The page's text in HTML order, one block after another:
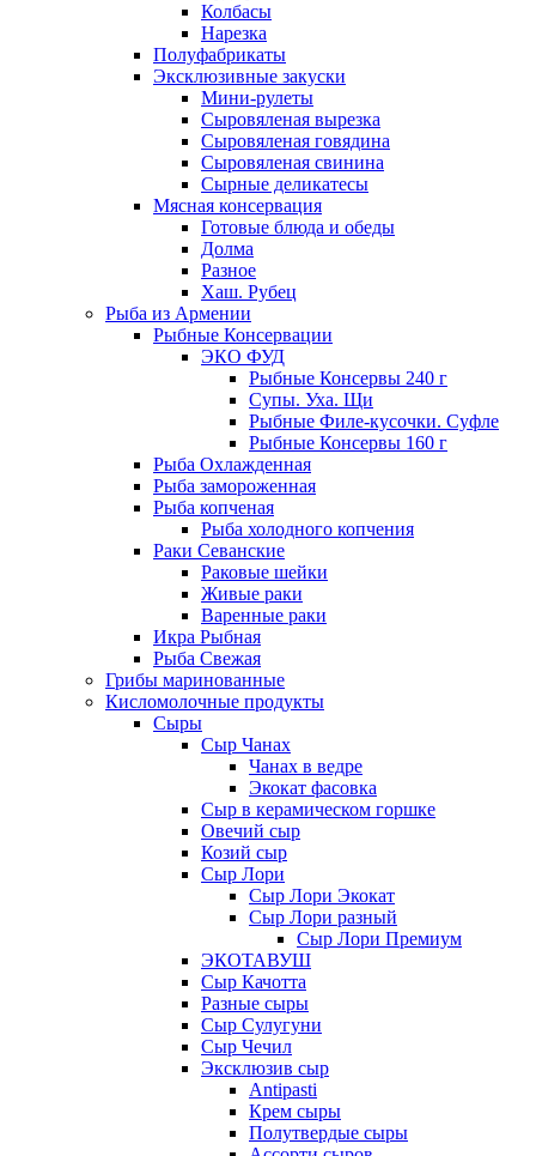
Колбасы
Нарезка
Полуфабрикаты
Эксклюзивные закуски
Мини-рулеты
Сыровяленая вырезка
Сыровяленая говядина
Сыровяленая свинина
Сырные деликатесы
Мясная консервация
Готовые блюда и обеды
Долма
Разное
Хаш. Рубец
Рыба из Армении
Рыбные Консервации
ЭКО ФУД
Рыбные Консервы 240 г
Супы. Уха. Щи
Рыбные Филе-кусочки. Суфле
Рыбные Консервы 160 г
Рыба Охлажденная
Рыба замороженная
Рыба копченая
Рыба холодного копчения
Раки Севанские
Раковые шейки
Живые раки
Варенные раки
Икра Рыбная
Рыба Свежая
Грибы маринованные
Кисломолочные продукты
Сыры
Сыр Чанах
Чанах в ведре
Экокат фасовка
Сыр в керамическом горшке
Овечий сыр
Козий сыр
Сыр Лори
Сыр Лори Экокат
Сыр Лори разный
Сыр Лори Премиум
ЭКОТАВУШ
Сыр Качотта
Разные сыры
Сыр Сулугуни
Сыр Чечил
Эксклюзив сыр
Antipasti
Крем сыры
Полутвердые сыры